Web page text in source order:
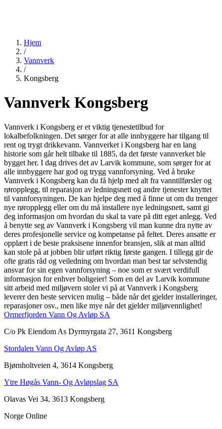
Hjem
/
Vannverk
/
Kongsberg
Vannverk Kongsberg
Vannverk i Kongsberg er et viktig tjenestetilbud for
lokalbefolkningen. Det sørger for at alle innbyggere har tilgang til
rent og trygt drikkevann. Vannverket i Kongsberg har en lang
historie som går helt tilbake til 1885, da det første vannverket ble
bygget her. I dag drives det av Larvik kommune, som sørger for at
alle innbyggere har god og trygg vannforsyning. Ved å bruke
Vannverk i Kongsberg kan du få hjelp med alt fra vanntilførsler og
røropplegg, til reparasjon av ledningsnett og andre tjenester knyttet
til vannforsyningen. De kan hjelpe deg med å finne ut om du trenger
nye røropplegg eller om du må installere nye ledningsnett, samt gi
deg informasjon om hvordan du skal ta vare på ditt eget anlegg. Ved
å benytte seg av Vannverk i Kongsberg vil man kunne dra nytte av
deres profesjonelle service og kompetanse på feltet. Deres ansatte er
opplært i de beste praksisene innenfor bransjen, slik at man alltid
kan stole på at jobben blir utført riktig første gangen. I tillegg gir de
ofte gratis råd og veiledning om hvordan man best tar selvstendig
ansvar for sin egen vannforsyning – noe som er svært verdifull
informasjon for enhver boligeier! Som en del av Larvik kommune
sitt arbeid med miljøvern stoler vi på at Vannverk i Kongsberg
leverer den beste servicen mulig – både når det gjelder installeringer,
reparasjoner osv., men like mye når det gjelder miljøvennlighet!
Ormerfjorden Vann Og Avløp SA
C/o Pk Eiendom As Dyrmyrgata 27, 3611 Kongsberg
Stordalen Vann Og Avløp AS
Bjørnholtveien 4, 3614 Kongsberg
Ytre Høgås Vann- Og Avløpslag SA
Olavas Vei 34, 3613 Kongsberg
Norge Online